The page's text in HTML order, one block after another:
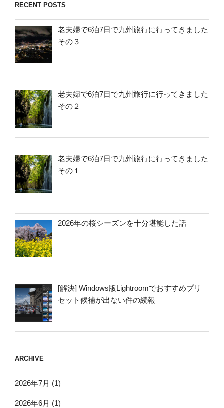
RECENT POSTS
老夫婦で6泊7日で九州旅行に行ってきました
その３
老夫婦で6泊7日で九州旅行に行ってきました
その２
老夫婦で6泊7日で九州旅行に行ってきました
その１
2026年の桜シーズンを十分堪能した話
[解決] Windows版Lightroomでおすすめプリ
セット候補が出ない件の続報
ARCHIVE
2026年7月 (1)
2026年6月 (1)